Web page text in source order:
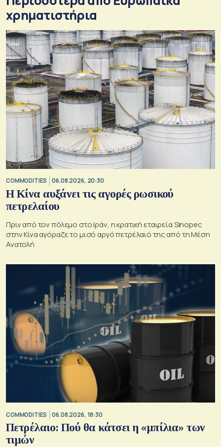
χρηματιστήρια
COMMODITIES 06.08.2026, 20:30
Η Κίνα αυξάνει τις αγορές ρωσικού
πετρελαίου
Πριν από τον πόλεμο στο Ιράν, η κρατική εταιρεία Sinopec
στην Κίνα αγόραζε το μισό αργό πετρέλαιό της από τη Μέση
Ανατολή
COMMODITIES 06.08.2026, 18:30
Πετρέλαιο: Πού θα κάτσει η «μπίλια» των
τιμών